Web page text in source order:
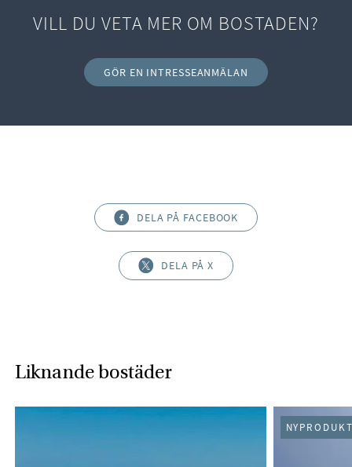
VILL DU VETA MER OM BOSTADEN?
GÖR EN INTRESSEANMÄLAN
DELA PÅ FACEBOOK
DELA PÅ X
Liknande bostäder